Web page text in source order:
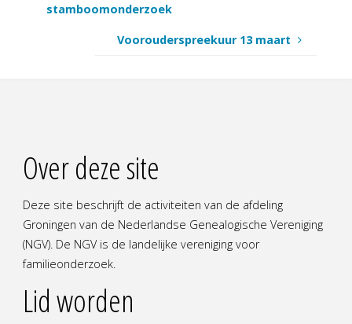
stamboomonderzoek
Voorouderspreekuur 13 maart
Over deze site
Deze site beschrijft de activiteiten van de afdeling
Groningen van de Nederlandse Genealogische Vereniging
(NGV). De NGV is de landelijke vereniging voor
familieonderzoek.
Lid worden